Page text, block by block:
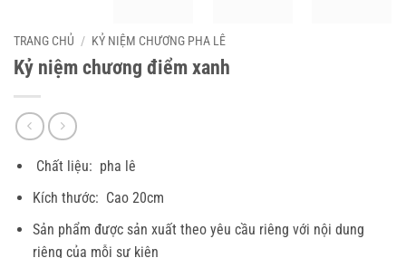
TRANG CHỦ / KỶ NIỆM CHƯƠNG PHA LÊ
Kỷ niệm chương điểm xanh
Chất liệu: pha lê
Kích thước: Cao 20cm
Sản phẩm được sản xuất theo yêu cầu riêng với nội dung
riêng của mỗi sự kiện